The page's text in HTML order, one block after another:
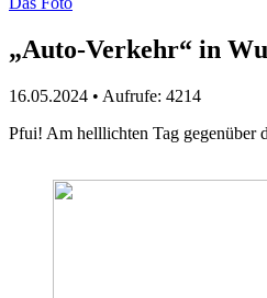
„Auto-Verkehr“ in
16.05.2024 • Aufrufe: 4214
Pfui! Am helllichten Tag gegenüber